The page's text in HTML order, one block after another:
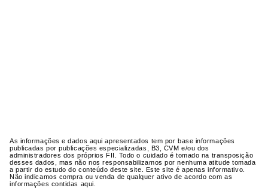
As informações e dados aqui apresentados tem por base informações
publicadas por publicações especializadas, B3, CVM e/ou dos
administradores dos próprios FII. Todo o cuidado é tomado na transposição
desses dados, mas não nos responsabilizamos por nenhuma atitude tomada
a partir do estudo do conteúdo deste site. Este site é apenas informativo.
Não indicamos compra ou venda de qualquer ativo de acordo com as
informações contidas aqui.